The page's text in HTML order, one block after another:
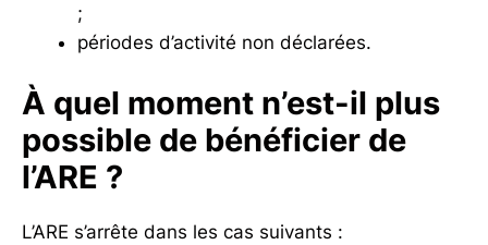
;
périodes d’activité non déclarées.
À quel moment n’est-il plus
possible de bénéficier de
l’ARE ?
L’ARE s’arrête dans les cas suivants :